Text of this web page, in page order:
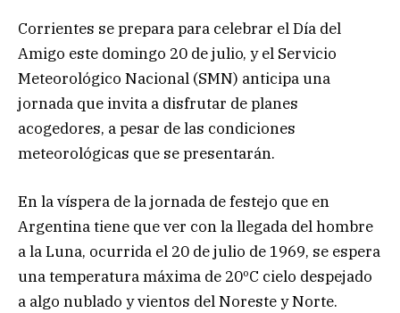
Corrientes se prepara para celebrar el Día del
Amigo este domingo 20 de julio, y el Servicio
Meteorológico Nacional (SMN) anticipa una
jornada que invita a disfrutar de planes
acogedores, a pesar de las condiciones
meteorológicas que se presentarán.
En la víspera de la jornada de festejo que en
Argentina tiene que ver con la llegada del hombre
a la Luna, ocurrida el 20 de julio de 1969, se espera
una temperatura máxima de 20ºC cielo despejado
a algo nublado y vientos del Noreste y Norte.